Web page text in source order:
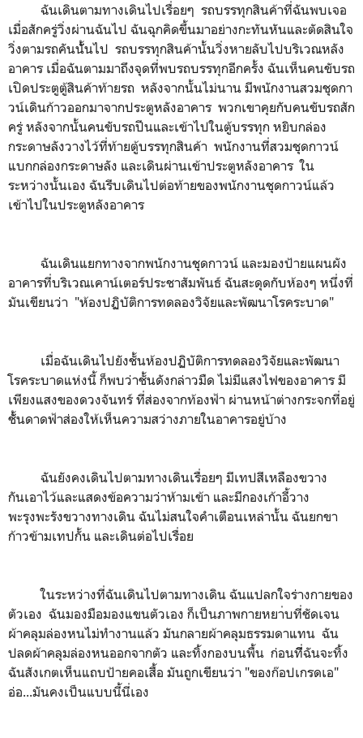
ฉันเดินตามทางเดินไปเรื่อยๆ รถบรรทุกสินค้าที่ฉันพบเจอ
เมื่อสักครู่วิ่งผ่านฉันไป ฉันฉุกคิดขึ้นมาอย่างกะทันหันและตัดสินใจ
วิ่งตามรถคันนัั้ันไป รถบรรทุกสินค้านั้นวิ่งหายลับไปบริเวณหลัง
อาคาร เมื่อฉันตามมาถึงจุดที่พบรถบรรทุกอีกครั้ง ฉันเห็นคนขับรถ
เปิดประตูตู้สินค้าท้ายรถ หลังจากนั้นไม่นาน มีพนักงานสวมชุดกา
วน์เดินก้าวออกมาจากประตูหลังอาคาร พวกเขาคุยกับคนขับรถสัก
ครู่ หลังจากนั้นคนขับรถปีนและเข้าไปในตู้บรรทุก หยิบกล่อง
กระดาษลังวางไว้ที่ท้ายตู้บรรทุกสินค้า พนักงานที่สวมชุดกาวน์
แบกกล่องกระดาษลัง และเดินผ่านเข้าประตูหลังอาคาร ใน
ระหว่างนั้นเอง ฉันรีบเดินไปต่อท้ายของพนักงานชุดกาวน์แล้ว
เข้าไปในประตูหลังอาคาร
ฉันเดินแยกทางจากพนักงานชุดกาวน์ และมองป้ายแผนผัง
อาคารที่บริเวณเคาน์เตอร์ประชาสัมพันธ์ ฉันสะดุดกับห้องๆ หนึ่งที่
มันเขียนว่า "ห้องปฏิบัติการทดลองวิจัยและพัฒนาโรคระบาด"
เมื่อฉันเดินไปยังชั้นห้องปฏิบัติการทดลองวิจัยและพัฒนา
โรคระบาดแห่งนี้ ก็พบว่าชั้นดังกล่าวมืด ไม่มีแสงไฟของอาคาร มี
เพียงแสงของดวงจันทร์ ที่ส่องจากท้องฟ้า ผ่านหน้าต่างกระจกที่อยู่
ชัั้นดาดฟ้าส่องให้เห็นความสว่างภายในอาคารอยู่บ้าง
ฉันยังคงเดินไปตามทางเดินเรื่อยๆ มีเทปสีเหลืองขวาง
กันเอาไว้และแสดงข้อความว่าห้ามเข้า และมีกองเก้าอี้วาง
พะรุงพะรังขวางทางเดิน ฉันไม่สนใจคำเตือนเหล่านั้น ฉันยกขา
ก้าวข้ามเทปกั้น และเดินต่อไปเรื่อย
ในระหว่างที่ฉันเดินไปตามทางเดิน ฉันแปลกใจร่างกายของ
ตัวเอง ฉันมองมือมองแขนตัวเอง ก็เป็นภาพกายหยา่บที่ชัดเจน
ผ้าคลุมล่องหนไม่ทำงานแล้ว มันกลายผ้าคลุมธรรมดาแทน ฉัน
ปลดผ้าคลุมล่องหนออกจากตัว และทิ้งกองบนพื้น ก่อนทีี่ฉันจะทิ้ง
ฉันสังเกตเห็นแถบป้ายคอเสื้อ มันถูกเขียนว่า "ของก๊อปเกรดเอ"
อ่อ...มันคงเป็นแบบนี้นี่เอง